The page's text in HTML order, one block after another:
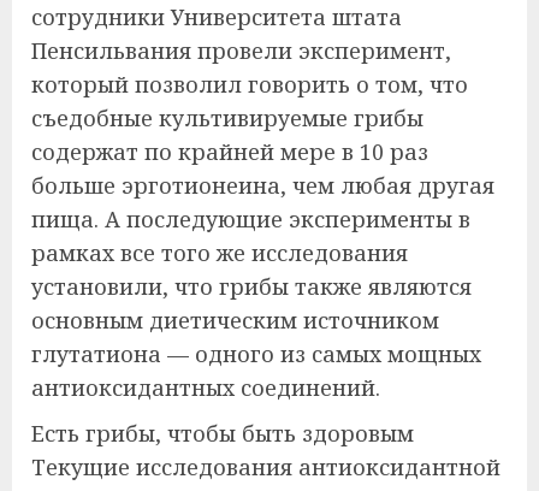
сотрудники Университета штата
Пенсильвания провели эксперимент,
который позволил говорить о том, что
съедобные культивируемые грибы
содержат по крайней мере в 10 раз
больше эрготионеина, чем любая другая
пища. А последующие эксперименты в
рамках все того же исследования
установили, что грибы также являются
основным диетическим источником
глутатиона — одного из самых мощных
антиоксидантных соединений.
Есть грибы, чтобы быть здоровым
Текущие исследования антиоксидантной